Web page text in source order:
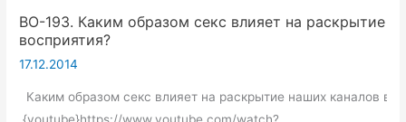
ВО-193. Каким образом секс влияет на раскрытие
восприятия?
17.12.2014
Каким образом секс влияет на раскрытие наших каналов